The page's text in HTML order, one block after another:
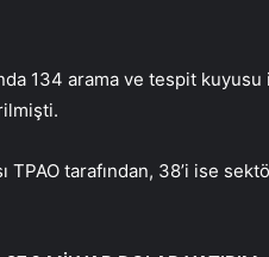
134 arama ve tespit
TPAO tarafından, 38’i ise